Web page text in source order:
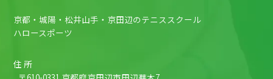
京都・城陽・松井山手・京田辺のテニススクール
ハロースポーツ
住 所